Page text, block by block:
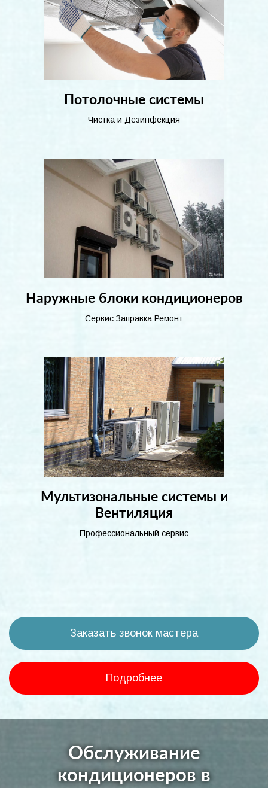
Потолочные системы
Чистка и Дезинфекция
Наружные блоки кондиционеров
Сервис Заправка Ремонт
Мультизональные системы и
Вентиляция
Профессиональный сервис
Заказать звонок мастера
Подробнее
Обслуживание
кондиционеров в